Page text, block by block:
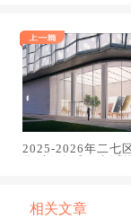
2025-2026年二七
相关文章